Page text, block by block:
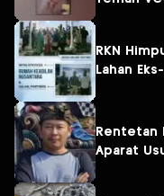
RKN
Lahan
Rentetan
Aparat